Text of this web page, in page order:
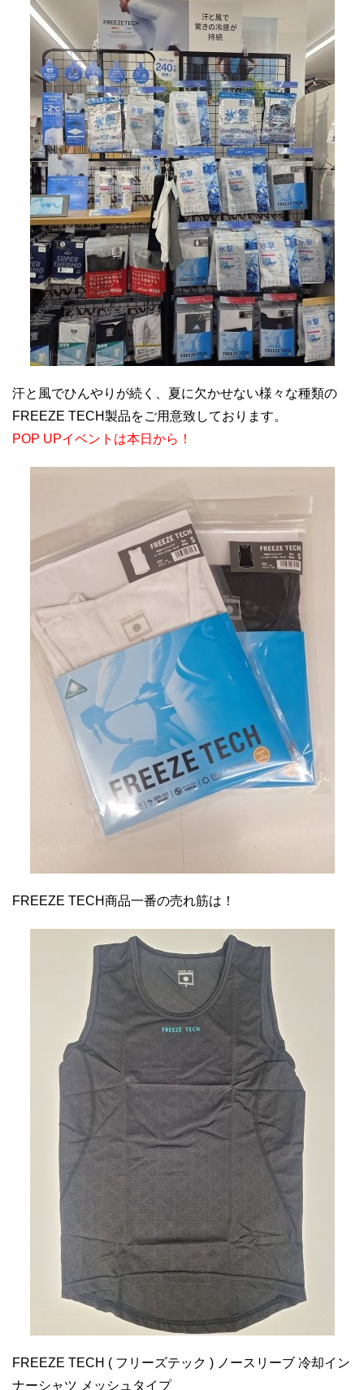
汗と風でひんやりが続く、夏に欠かせない様々な種類の
FREEZE TECH製品をご用意致しております。
POP UPイベントは本日から！
FREEZE TECH商品一番の売れ筋は！
FREEZE TECH ( フリーズテック ) ノースリーブ 冷却イン
ナーシャツ メッシュタイプ